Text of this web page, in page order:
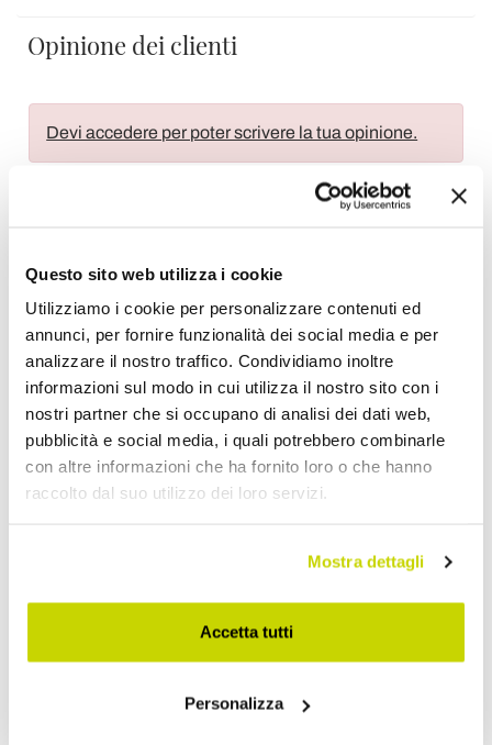
Questo sito web utilizza i cookie
Utilizziamo i cookie per personalizzare contenuti ed
annunci, per fornire funzionalità dei social media e per
analizzare il nostro traffico. Condividiamo inoltre
informazioni sul modo in cui utilizza il nostro sito con i
nostri partner che si occupano di analisi dei dati web,
pubblicità e social media, i quali potrebbero combinarle
con altre informazioni che ha fornito loro o che hanno
raccolto dal suo utilizzo dei loro servizi.
Mostra dettagli
Accetta tutti
Personalizza
Opinione dei clienti
Devi accedere per poter scrivere la tua opinione.
Aggiungi alla Wish List
Invia la tua opinione su questo prodotto Stampa
Condividi
Plafoniere Moderne